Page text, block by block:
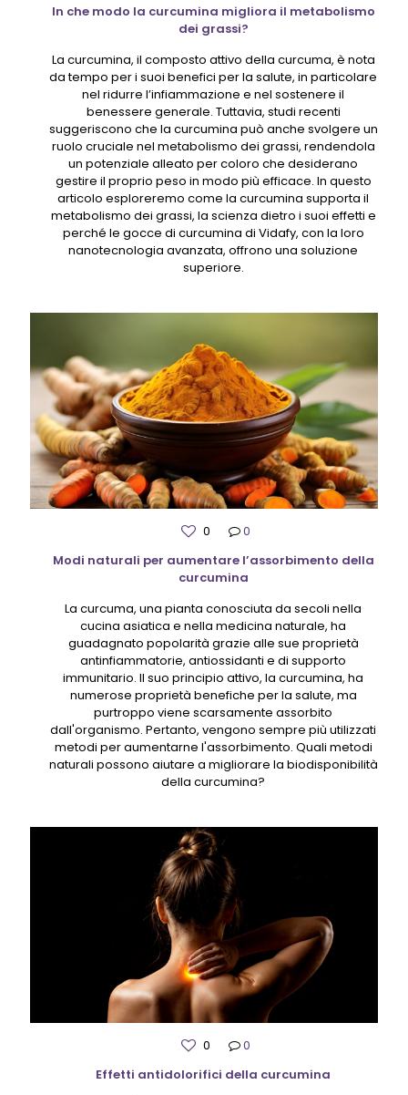
In che modo la curcumina migliora il metabolismo
dei grassi?
La curcumina, il composto attivo della curcuma, è nota
da tempo per i suoi benefici per la salute, in particolare
nel ridurre l’infiammazione e nel sostenere il
benessere generale. Tuttavia, studi recenti
suggeriscono che la curcumina può anche svolgere un
ruolo cruciale nel metabolismo dei grassi, rendendola
un potenziale alleato per coloro che desiderano
gestire il proprio peso in modo più efficace. In questo
articolo esploreremo come la curcumina supporta il
metabolismo dei grassi, la scienza dietro i suoi effetti e
perché le gocce di curcumina di Vidafy, con la loro
nanotecnologia avanzata, offrono una soluzione
superiore.
0
0
Modi naturali per aumentare l’assorbimento della
curcumina
La curcuma, una pianta conosciuta da secoli nella
cucina asiatica e nella medicina naturale, ha
guadagnato popolarità grazie alle sue proprietà
antinfiammatorie, antiossidanti e di supporto
immunitario. Il suo principio attivo, la curcumina, ha
numerose proprietà benefiche per la salute, ma
purtroppo viene scarsamente assorbito
dall'organismo. Pertanto, vengono sempre più utilizzati
metodi per aumentarne l'assorbimento. Quali metodi
naturali possono aiutare a migliorare la biodisponibilità
della curcumina?
0
0
Effetti antidolorifici della curcumina